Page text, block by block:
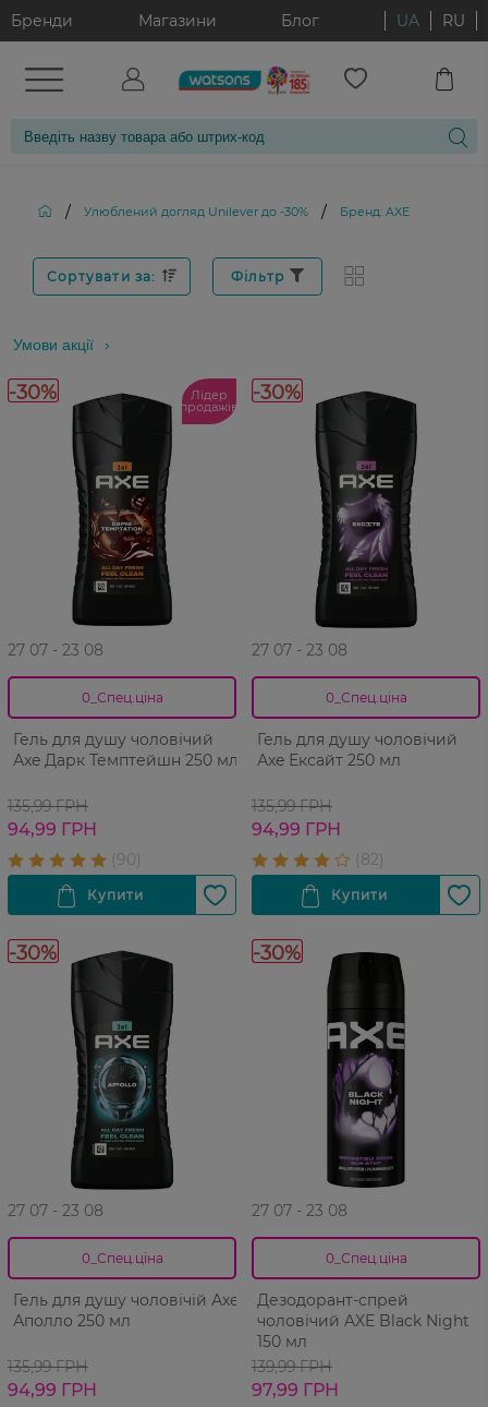
Бренди Магазини Блог UA RU
/ Улюблений догляд Unilever до -30% / Бренд: AXE
Сортувати за: Фільтр
Умови акції
-30% Лідер
продажів
27 07 - 23 08
0_Спец.ціна
Гель для душу чоловічий
Аxe Дарк Темптейшн 250 мл
135,99 ГРН
94,99 ГРН
-30%
27 07 - 23 08
0_Спец.ціна
Гель для душу чоловічий
Аxe Ексайт 250 мл
135,99 ГРН
94,99 ГРН
-30%
27 07 - 23 08
0_Спец.ціна
Гель для душу чоловічій Аxe
Аполло 250 мл
135,99 ГРН
94,99 ГРН
-30%
27 07 - 23 08
0_Спец.ціна
Дезодорант-спрей
чоловічий AXE Black Night
150 мл
139,99 ГРН
97,99 ГРН